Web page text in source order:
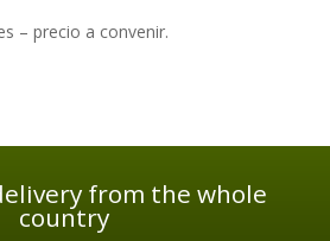
– precio a convenir.
from the whole
country